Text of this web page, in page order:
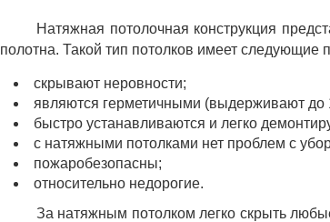
Натяжная потолочная конструкция
полотна. Такой тип потолков имеет следующие
скрывают неровности;
являются герметичными (выдерживают до
быстро устанавливаются и легко
с натяжными потолками нет проблем с
пожаробезопасны;
относительно недорогие.
За натяжным потолком легко скрыть